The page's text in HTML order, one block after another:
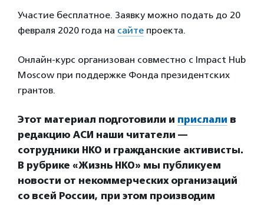
Участие бесплатное. Заявку можно подать до 20
февраля 2020 года на сайте проекта.
Онлайн-курс организован совместно с Impact Hub
Moscow при поддержке Фонда президентских
грантов.
Этот материал подготовили и прислали в
редакцию АСИ наши читатели —
сотрудники НКО и гражданские активисты.
В рубрике «Жизнь НКО» мы публикуем
новости от некоммерческих организаций
со всей России, при этом производим